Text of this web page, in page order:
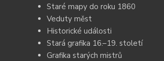
Staré mapy do roku 1860
Veduty měst
Historické události
Stará grafika 16.–19. století
Grafika starých mistrů